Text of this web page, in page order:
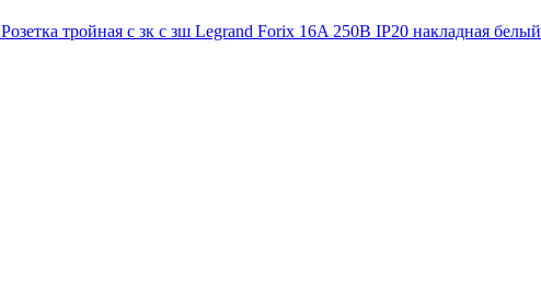
Розетка тройная с зк с зш Legrand Forix 16A 250В IP20 накладная белый